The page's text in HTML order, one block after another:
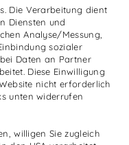
Die Verarbeitung dient
Diensten und
Analyse/Messung,
sozialer
Daten an Partner
Diese Einwilligung
nicht erforderlich
unten widerrufen
willigen Sie zugleich